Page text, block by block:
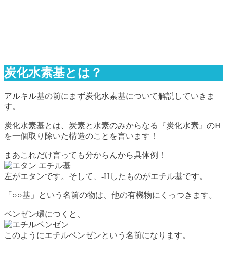
炭化水素基とは？
アルキル基の前にまず炭化水素基について解説していきま
す。
炭化水素基とは、炭素と水素のみからなる『炭化水素』のH
を一個取り除いた構造のことを言います！
まあこれだけ言っても分からんから具体例！
左がエタンです。そして、-Hしたものがエチル基です。
「○○基」という名前の物は、他の有機物にくっつきます。
ベンゼン環につくと、
このようにエチルベンゼンという名前になります。